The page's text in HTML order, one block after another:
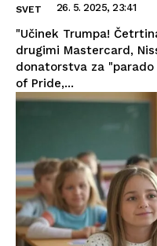
SVET 26. 5. 2025, 23:41
"Učinek Trumpa!
drugimi Mastercard,
donatorstva za "parado
of Pride,...